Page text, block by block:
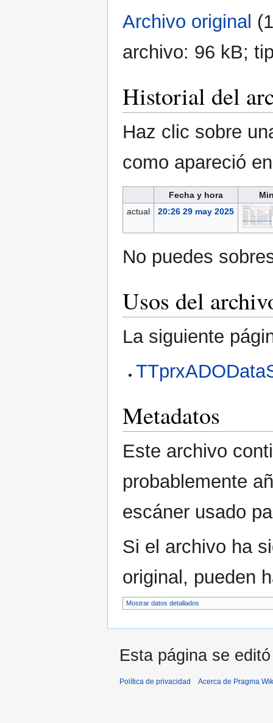
Archivo original
archivo: 96 kB;
Historial del
Haz clic sobre
como apareció
Fecha y hora
actual
20:26 29 may 2025
No puedes
Usos del
La siguiente
Metadatos
Este archivo
probablemente
escáner usado
Si el archivo ha
original, pueden
Mostrar datos detallados
Esta página se
Política de privacidad Acerca de Pragma